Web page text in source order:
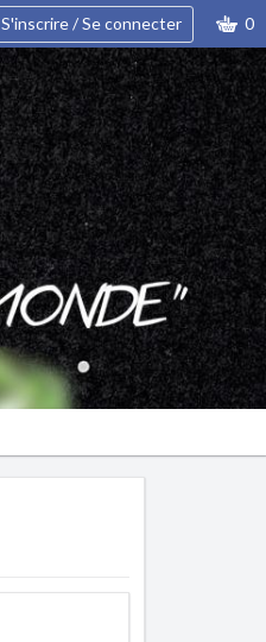
S'inscrire / Se connecter 0